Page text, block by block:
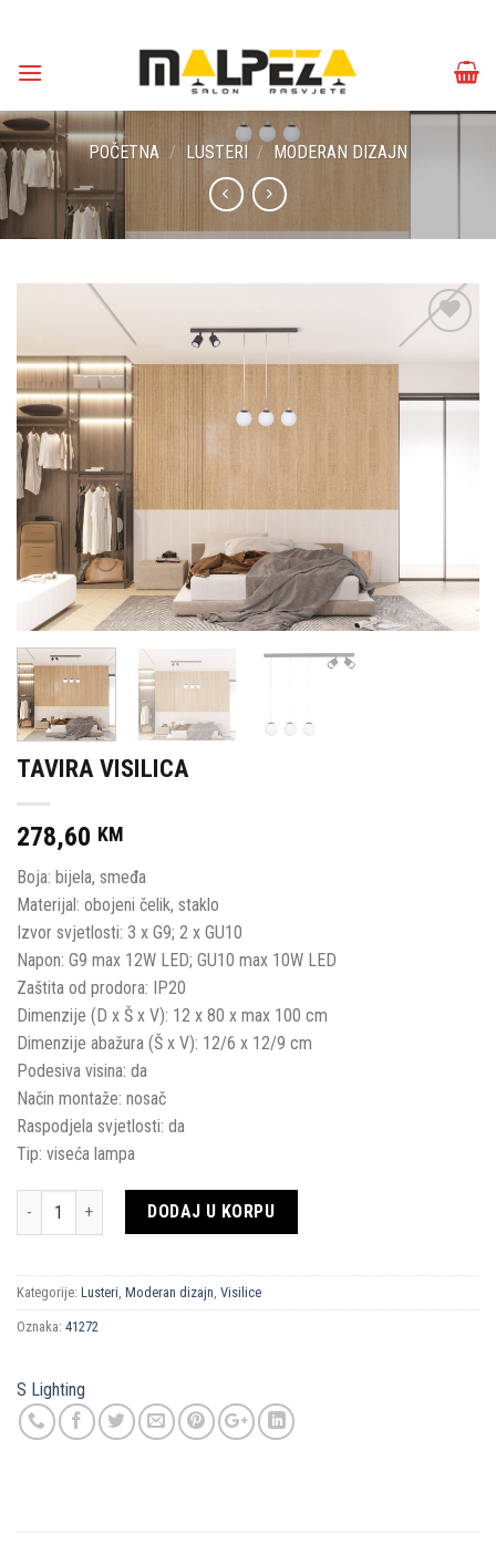
content
POČETNA / LUSTERI / MODERAN DIZAJN
Dodaj u
TAVIRA VISILICA
278,60 KM
Boja: bijela, smeđa
Materijal: obojeni čelik, staklo
Izvor svjetlosti: 3 x G9; 2 x GU10
Napon: G9 max 12W LED; GU10 max 10W LED
Zaštita od prodora: IP20
Dimenzije (D x Š x V): 12 x 80 x max 100 cm
Dimenzije abažura (Š x V): 12/6 x 12/9 cm
Podesiva visina: da
Način montaže: nosač
Raspodjela svjetlosti: da
Tip: viseća lampa
Količina DODAJ U KORPU
Kategorije: Lusteri, Moderan dizajn, Visilice
Oznaka: 41272
S Lighting